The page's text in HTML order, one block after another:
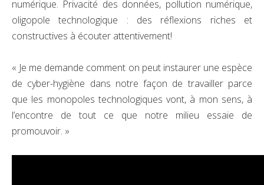
numérique. Privacité des données, pollution numérique,
oligopole technologique : des réflexions riches et
constructives à écouter attentivement!
« Je me demande comment on peut instaurer une espèce
de cyber-hygiène dans notre façon de travailler parce
que les monopoles technologiques vont, à mon sens, à
l’encontre de tout ce que notre milieu essaie de
promouvoir. »​